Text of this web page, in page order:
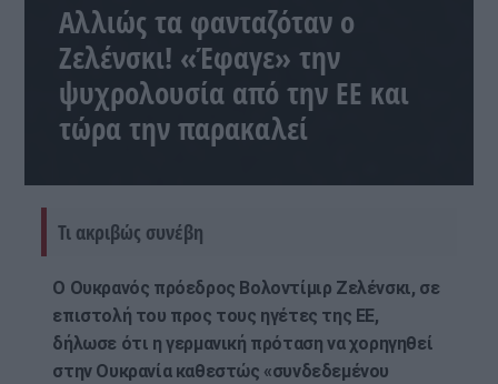
Αλλιώς τα φανταζόταν ο
Ζελένσκι! «Έφαγε» την
ψυχρολουσία από την ΕΕ και
τώρα την παρακαλεί
Τι ακριβώς συνέβη
Ο Ουκρανός πρόεδρος Βολοντίμιρ Ζελένσκι, σε
επιστολή του προς τους ηγέτες της ΕΕ,
δήλωσε ότι η γερμανική πρόταση να χορηγηθεί
στην Ουκρανία καθεστώς «συνδεδεμένου